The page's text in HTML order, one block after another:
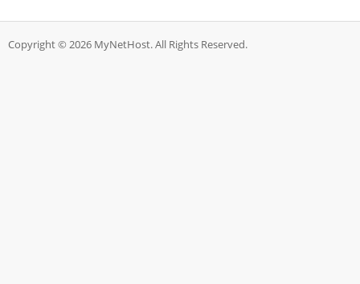
Copyright © 2026 MyNetHost. All Rights Reserved.